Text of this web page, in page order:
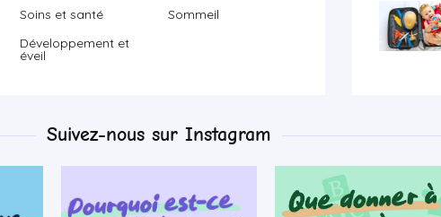
Soins et santé
Sommeil
Développement et
éveil
Suivez-nous sur Instagram